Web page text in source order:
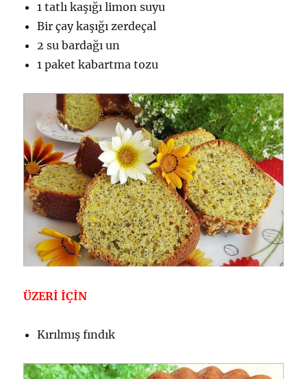
1 tatlı kaşığı limon suyu
Bir çay kaşığı zerdeçal
2 su bardağı un
1 paket kabartma tozu
ÜZERİ İÇİN
Kırılmış fındık